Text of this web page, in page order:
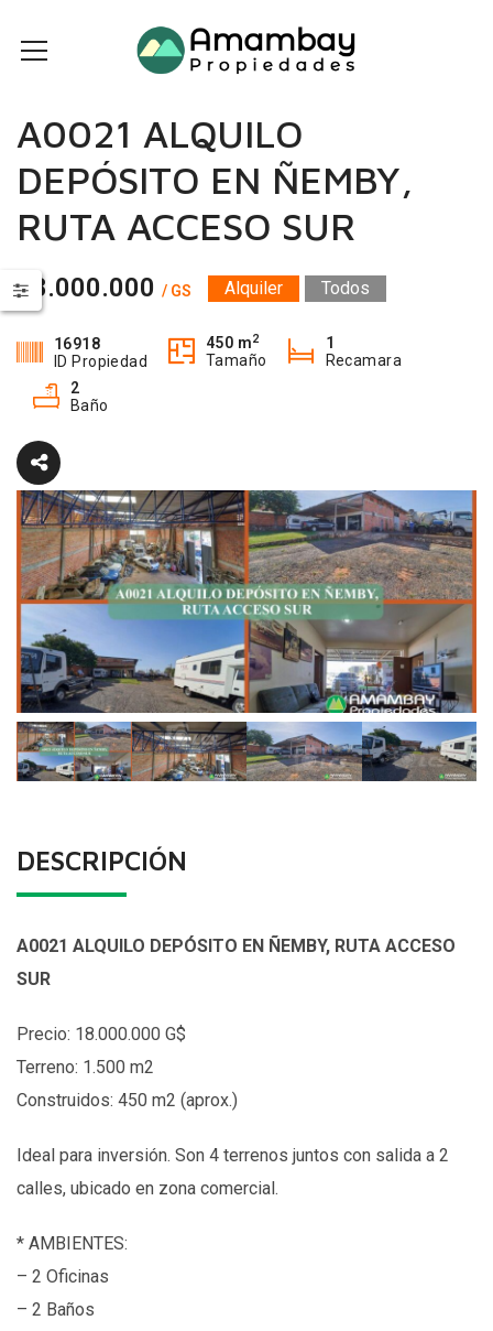
A0021 ALQUILO
DEPÓSITO EN ÑEMBY,
RUTA ACCESO SUR
18.000.000 / GS Alquiler Todos
16918
ID Propiedad
450 m2
Tamaño
1
Recamara
2
Baño
DESCRIPCIÓN
A0021 ALQUILO DEPÓSITO EN ÑEMBY, RUTA ACCESO
SUR
Precio: 18.000.000 G$
Terreno: 1.500 m2
Construidos: 450 m2 (aprox.)
Ideal para inversión. Son 4 terrenos juntos con salida a 2
calles, ubicado en zona comercial.
* AMBIENTES:
– 2 Oficinas
– 2 Baños